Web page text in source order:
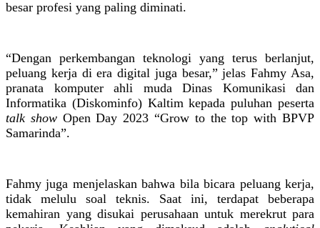
besar profesi yang paling diminati.
“Dengan perkembangan teknologi yang terus berlanjut,
peluang kerja di era digital juga besar,” jelas Fahmy Asa,
pranata komputer ahli muda Dinas Komunikasi dan
Informatika (Diskominfo) Kaltim kepada puluhan peserta
talk show Open Day 2023 “Grow to the top with BPVP
Samarinda”.
Fahmy juga menjelaskan bahwa bila bicara peluang kerja,
tidak melulu soal teknis. Saat ini, terdapat beberapa
kemahiran yang disukai perusahaan untuk merekrut para